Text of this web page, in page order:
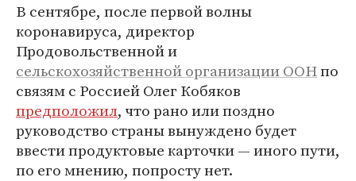
В сентябре, после первой волны
коронавируса, директор
Продовольственной и
сельскохозяйственной организации ООНпо
связям с Россией Олег Кобяков
предположил, что рано или поздно
руководство страны вынуждено будет
ввести продуктовые карточки — иного пути,
по его мнению, попросту нет.